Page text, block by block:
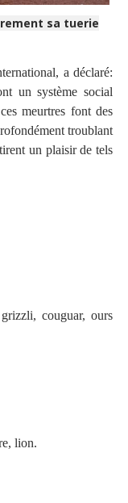
sa tuerie
a déclaré:
un système social
meurtres font des
troublant
un plaisir de tels
couguar, ours
lion.